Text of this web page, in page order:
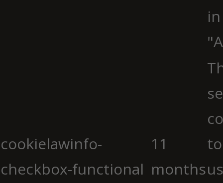
cookielawinfo-
checkbox-functional
11
months